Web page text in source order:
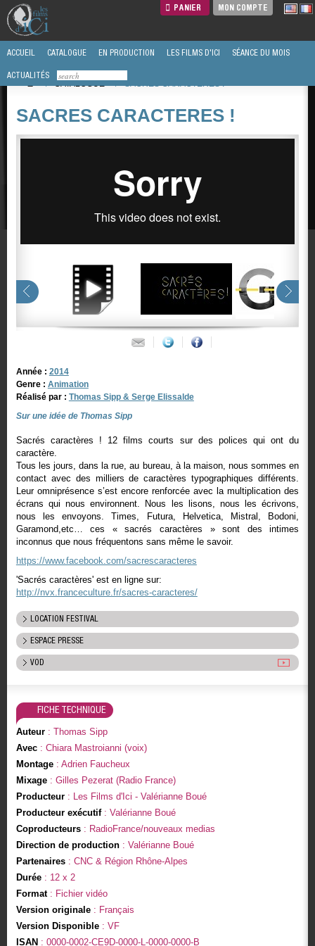
PANIER MON COMPTE
ACCUEIL CATALOGUE EN PRODUCTION LES FILMS D'ICI SÉANCE DU MOIS
ACTUALITÉS
/
CATALOGUE / SACRES CARACTERES !
SACRES CARACTERES !
Année : 2014
Genre : Animation
Réalisé par : Thomas Sipp & Serge Elissalde
Sur une idée de Thomas Sipp
Sacrés caractères ! 12 films courts sur des polices qui ont du
caractère.
Tous les jours, dans la rue, au bureau, à la maison, nous sommes en
contact avec des milliers de caractères typographiques différents.
Leur omniprésence s’est encore renforcée avec la multiplication des
écrans qui nous environnent. Nous les lisons, nous les écrivons,
nous les envoyons. Times, Futura, Helvetica, Mistral, Bodoni,
Garamond,etc… ces « sacrés caractères » sont des intimes
inconnus que nous fréquentons sans même le savoir.
https://www.facebook.com/sacrescaracteres
'Sacrés caractères' est en ligne sur:
http://nvx.franceculture.fr/sacres-caracteres/
LOCATION FESTIVAL
ESPACE PRESSE
VOD
FICHE TECHNIQUE
Auteur: Thomas Sipp
Avec: Chiara Mastroianni (voix)
Montage: Adrien Faucheux
Mixage: Gilles Pezerat (Radio France)
Producteur: Les Films d'Ici - Valérianne Boué
Producteur exécutif: Valérianne Boué
Coproducteurs: RadioFrance/nouveaux medias
Direction de production: Valérianne Boué
Partenaires: CNC & Région Rhône-Alpes
Durée: 12 x 2
Format: Fichier vidéo
Version originale: Français
Version Disponible: VF
ISAN : 0000-0002-CE9D-0000-L-0000-0000-B